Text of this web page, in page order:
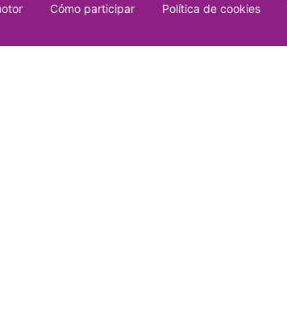
Cómo participar Política de cookies